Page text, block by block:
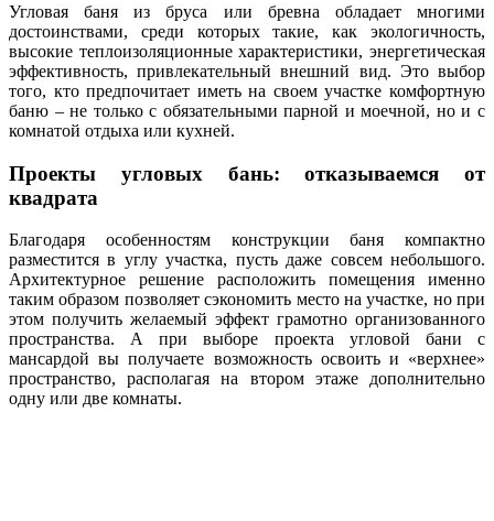
Угловая баня из бруса или бревна обладает многими
достоинствами, среди которых такие, как экологичность,
высокие теплоизоляционные характеристики, энергетическая
эффективность, привлекательный внешний вид. Это выбор
того, кто предпочитает иметь на своем участке комфортную
баню – не только с обязательными парной и моечной, но и с
комнатой отдыха или кухней.
Проекты угловых бань: отказываемся от
квадрата
Благодаря особенностям конструкции баня компактно
разместится в углу участка, пусть даже совсем небольшого.
Архитектурное решение расположить помещения именно
таким образом позволяет сэкономить место на участке, но при
этом получить желаемый эффект грамотно организованного
пространства. А при выборе проекта угловой бани с
мансардой вы получаете возможность освоить и «верхнее»
пространство, располагая на втором этаже дополнительно
одну или две комнаты.